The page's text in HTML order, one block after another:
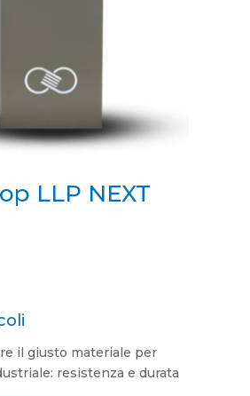
LLP NEXT
il giusto materiale per
resistenza e durata